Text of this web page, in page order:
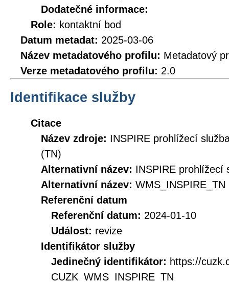
Dodatečné informace:
Role: kontaktní bod
Datum metadat: 2025-03-06
Název metadatového profilu: Metadatový
Verze metadatového profilu: 2.0
Identifikace služby
Citace
Název zdroje: INSPIRE prohlížecí
(TN)
Alternativní název: INSPIRE prohlížecí
Alternativní název: WMS_INSPIRE_TN
Referenční datum
Referenční datum: 2024-01-10
Událost: revize
Identifikátor služby
Jedinečný identifikátor: https://
CUZK_WMS_INSPIRE_TN